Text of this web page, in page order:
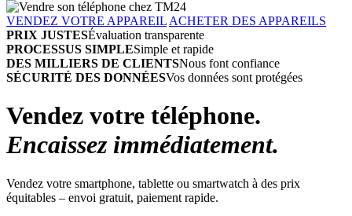
VENDEZ VOTRE APPAREIL ACHETER DES APPAREILS
PRIX JUSTESÉvaluation transparente
PROCESSUS SIMPLESimple et rapide
DES MILLIERS DE CLIENTSNous font confiance
SÉCURITÉ DES DONNÉESVos données sont protégées
Vendez votre téléphone.
Encaissez immédiatement.
Vendez votre smartphone, tablette ou smartwatch à des prix
équitables – envoi gratuit, paiement rapide.